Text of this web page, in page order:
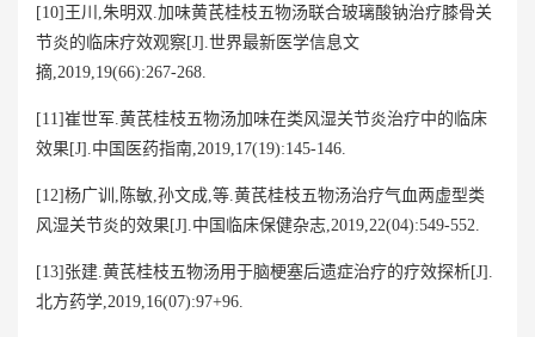
[10]王川,朱明双.加味黄芪桂枝五物汤联合玻璃酸钠治疗膝骨关
节炎的临床疗效观察[J].世界最新医学信息文
摘,2019,19(66):267-268.
[11]崔世军.黄芪桂枝五物汤加味在类风湿关节炎治疗中的临床
效果[J].中国医药指南,2019,17(19):145-146.
[12]杨广训,陈敏,孙文成,等.黄芪桂枝五物汤治疗气血两虚型类
风湿关节炎的效果[J].中国临床保健杂志,2019,22(04):549-552.
[13]张建.黄芪桂枝五物汤用于脑梗塞后遗症治疗的疗效探析[J].
北方药学,2019,16(07):97+96.